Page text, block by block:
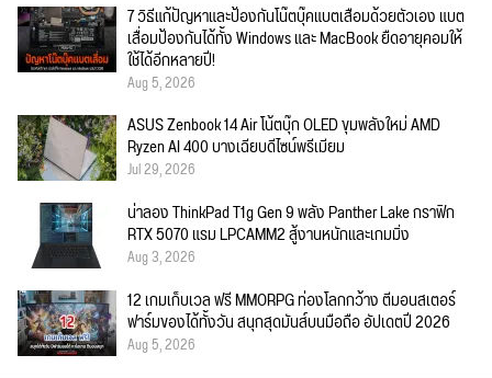
7 วิธีแก้ปัญหาและป้องกันโน๊ตบุ๊คแบตเสื่อมด้วยตัวเอง แบต
เสื่อมป้องกันได้ทั้ง Windows และ MacBook ยืดอายุคอมให้
ใช้ได้อีกหลายปี!
Aug 5, 2026
ASUS Zenbook 14 Air โน้ตบุ๊ก OLED ขุมพลังใหม่ AMD
Ryzen AI 400 บางเฉียบดีไซน์พรีเมียม
Jul 29, 2026
น่าลอง ThinkPad T1g Gen 9 พลัง Panther Lake กราฟิก
RTX 5070 แรม LPCAMM2 สู้งานหนักและเกมมิ่ง
Aug 3, 2026
12 เกมเก็บเวล ฟรี MMORPG ท่องโลกกว้าง ตีมอนสเตอร์
ฟาร์มของได้ทั้งวัน สนุกสุดมันส์บนมือถือ อัปเดตปี 2026
Aug 5, 2026